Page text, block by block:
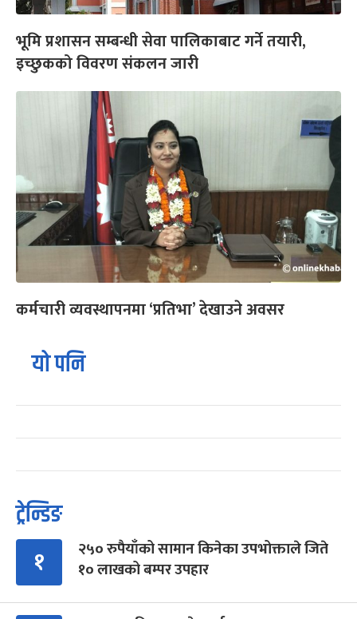
भूमि प्रशासन सम्बन्धी सेवा पालिकाबाट गर्ने तयारी,
इच्छुकको विवरण संकलन जारी
कर्मचारी व्यवस्थापनमा ‘प्रतिभा’ देखाउने अवसर
यो पनि
ट्रेन्डिङ
१
२५० रुपैयाँको सामान किनेका उपभोक्ताले जिते
१० लाखको बम्पर उपहार